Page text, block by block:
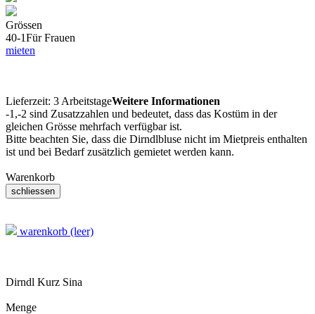
Grössen
40-1Für Frauen
mieten
Lieferzeit: 3 ArbeitstageWeitere Informationen
-1,-2 sind Zusatzzahlen und bedeutet, dass das Kostüm in der
gleichen Grösse mehrfach verfügbar ist.
Bitte beachten Sie, dass die Dirndlbluse nicht im Mietpreis enthalten
ist und bei Bedarf zusätzlich gemietet werden kann.
Warenkorb
warenkorb (leer)
Dirndl Kurz Sina
Menge